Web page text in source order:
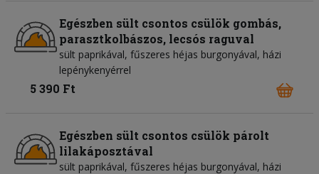
Egészben sült csontos csülök gombás,
parasztkolbászos, lecsós raguval
sült paprikával, fűszeres héjas burgonyával, házi
lepénykenyérrel
5 390 Ft
Egészben sült csontos csülök párolt
lilakáposztával
sült paprikával, fűszeres héjas burgonyával, házi